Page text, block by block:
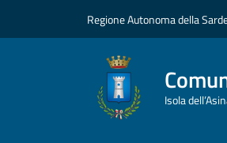
Regione Autonoma della
Isola